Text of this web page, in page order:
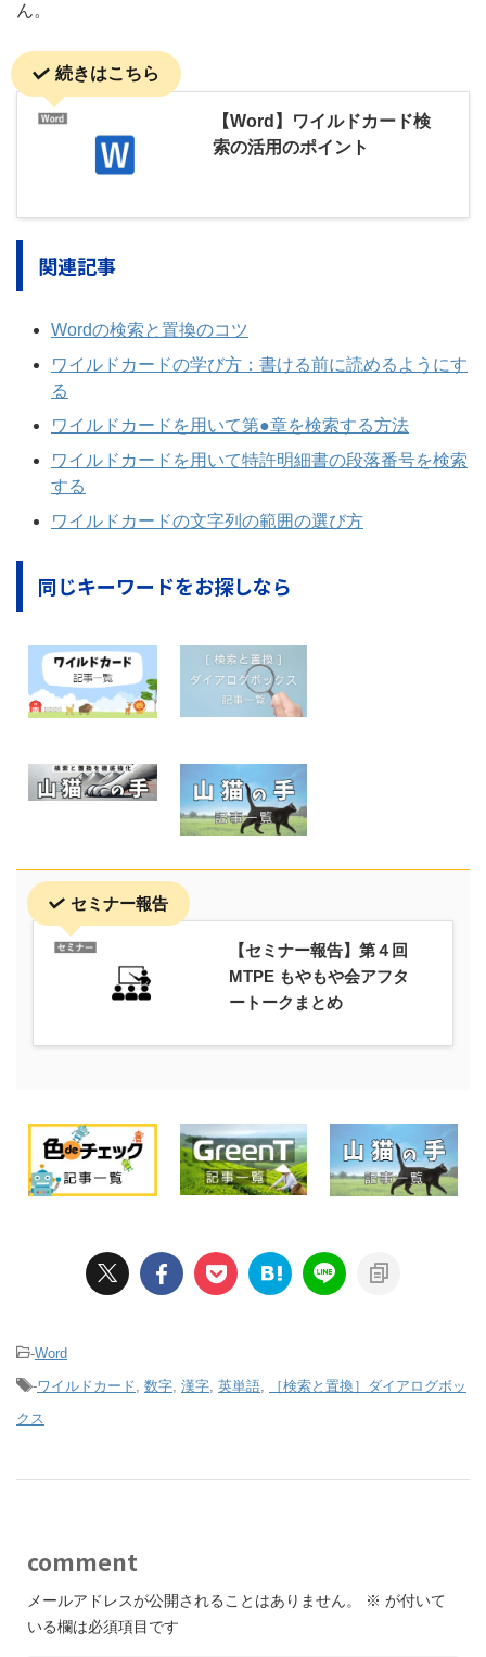
ん。
続きはこちら
【Word】ワイルドカード検
索の活用のポイント
関連記事
Wordの検索と置換のコツ
ワイルドカードの学び方：書ける前に読めるようにす
る
ワイルドカードを用いて第●章を検索する方法
ワイルドカードを用いて特許明細書の段落番号を検索
する
ワイルドカードの文字列の範囲の選び方
同じキーワードをお探しなら
セミナー報告
【セミナー報告】第４回
MTPE もやもや会アフタ
ートークまとめ
-Word
-ワイルドカード, 数字, 漢字, 英単語,
［検索と置換］ダイアログボッ
クス
comment
メールアドレスが公開されることはありません。 ※ が付いて
いる欄は必須項目です